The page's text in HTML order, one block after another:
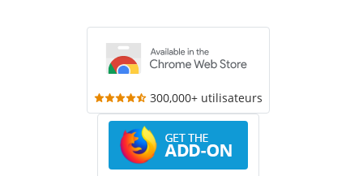
300,000+ utilisateurs